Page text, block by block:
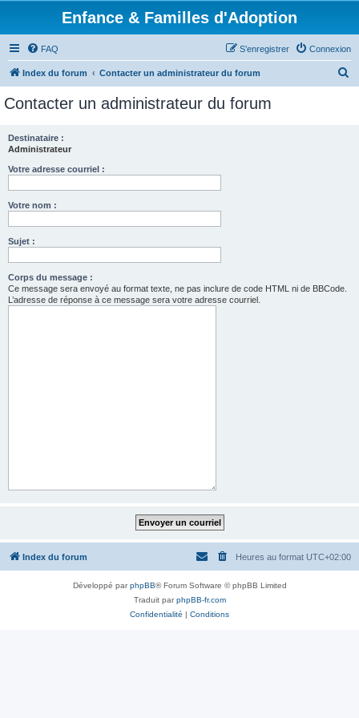
Enfance & Familles d'Adoption
FAQ Connexion
S’enregistrer
Index du forum Contacter un administrateur du forum
Contacter un administrateur du forum
Destinataire :
Administrateur
Votre adresse courriel :
Votre nom :
Sujet :
Corps du message :
Ce message sera envoyé au format texte, ne pas inclure de code HTML ni de BBCode.
L’adresse de réponse à ce message sera votre adresse courriel.
Index du forum Heures au format UTC+02:00
Développé parphpBB® Forum Software © phpBB Limited
Traduit parphpBB-fr.com
Confidentialité | Conditions